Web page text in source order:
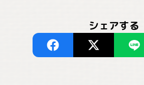
シェアする